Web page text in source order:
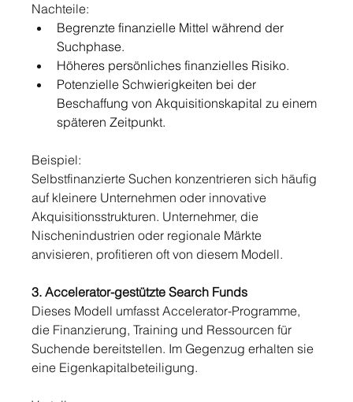
Nachteile:
Begrenzte finanzielle Mittel während der
Suchphase.
Höheres persönliches finanzielles Risiko.
Potenzielle Schwierigkeiten bei der
Beschaffung von Akquisitionskapital zu einem
späteren Zeitpunkt.
Beispiel:
Selbstfinanzierte Suchen konzentrieren sich häufig
auf kleinere Unternehmen oder innovative
Akquisitionsstrukturen. Unternehmer, die
Nischenindustrien oder regionale Märkte
anvisieren, profitieren oft von diesem Modell.
3. Accelerator-gestützte Search Funds
Dieses Modell umfasst Accelerator-Programme,
die Finanzierung, Training und Ressourcen für
Suchende bereitstellen. Im Gegenzug erhalten sie
eine Eigenkapitalbeteiligung.